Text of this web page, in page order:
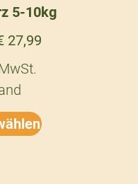
5-10kg
27,99